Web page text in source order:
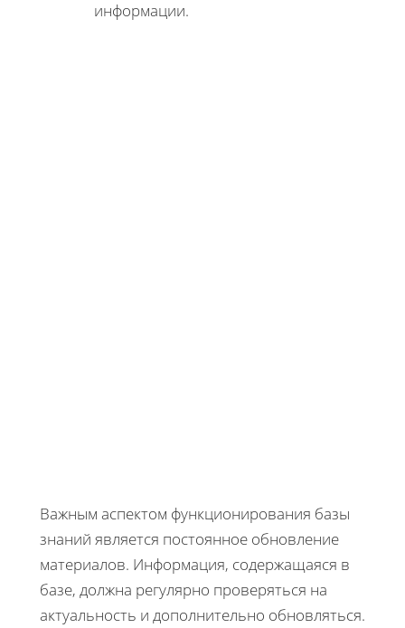
информации.
Важным аспектом функционирования базы
знаний является постоянное обновление
материалов. Информация, содержащаяся в
базе, должна регулярно проверяться на
актуальность и дополнительно обновляться.